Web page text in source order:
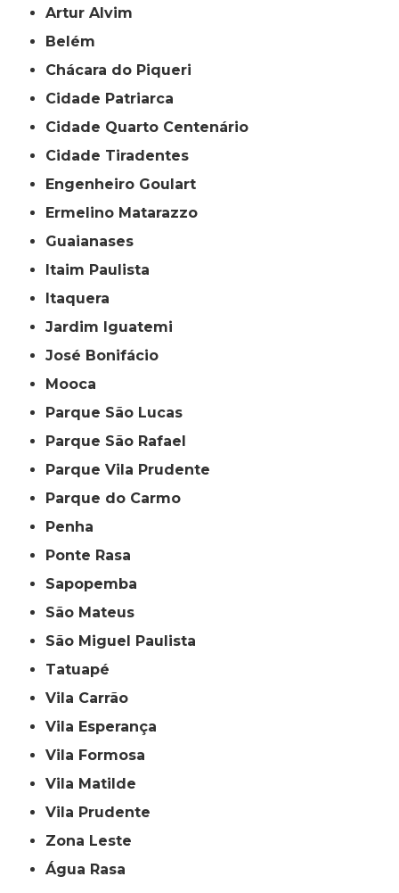
Artur Alvim
Belém
Chácara do Piqueri
Cidade Patriarca
Cidade Quarto Centenário
Cidade Tiradentes
Engenheiro Goulart
Ermelino Matarazzo
Guaianases
Itaim Paulista
Itaquera
Jardim Iguatemi
José Bonifácio
Mooca
Parque São Lucas
Parque São Rafael
Parque Vila Prudente
Parque do Carmo
Penha
Ponte Rasa
Sapopemba
São Mateus
São Miguel Paulista
Tatuapé
Vila Carrão
Vila Esperança
Vila Formosa
Vila Matilde
Vila Prudente
Zona Leste
Água Rasa